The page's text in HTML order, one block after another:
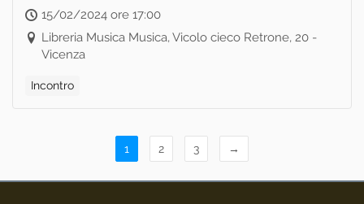
15/02/2024 ore 17:00
Libreria Musica Musica, Vicolo cieco Retrone, 20 -
Vicenza
Incontro
1 2 3 →